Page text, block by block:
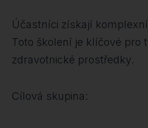
Účastníci získají
Toto školení je klíčové pro
zdravotnické prostředky.
Cílová skupina: